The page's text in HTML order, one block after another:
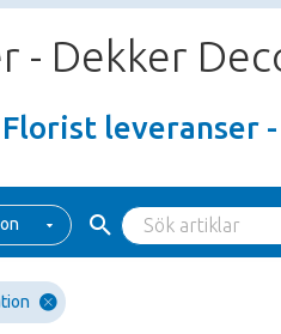
- Dekker
Florist leveranser